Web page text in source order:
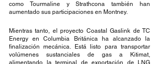
como Tourmaline y Strathcona también han
aumentado sus participaciones en Montney.
Mientras tanto, el proyecto Coastal Gaslink de TC
Energy en Columbia Británica ha alcanzado la
finalización mecánica. Está listo para transportar
volúmenes sustanciales de gas a Kitimat,
alimentando la terminal de exportación de LNG